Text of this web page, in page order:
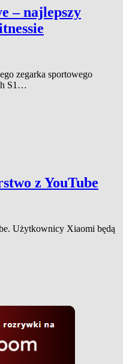
– najlepszy
zegarka sportowego
S1…
z YouTube
Użytkownicy Xiaomi będą